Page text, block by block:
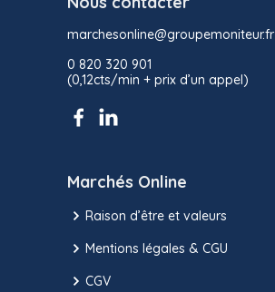
marchesonline@groupemoniteur.fr
0 820 320 901
(0,12cts/min + prix d’un appel)
Marchés Online
Raison d’être et valeurs
Mentions légales & CGU
CGV